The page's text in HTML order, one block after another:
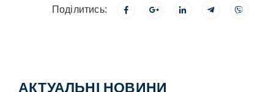
Поділитись:
АКТУАЛЬНІ НОВИНИ